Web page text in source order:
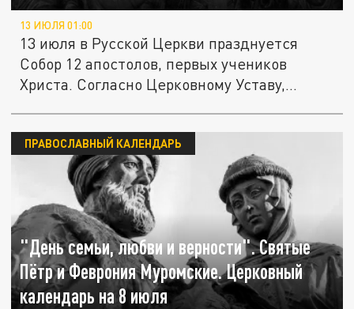
13 ИЮЛЯ 01:00
13 июля в Русской Церкви празднуется
Собор 12 апостолов, первых учеников
Христа. Согласно Церковному Уставу,...
"День семьи, любви и верности". Святые
Пётр и Феврония Муромские. Церковный
календарь на 8 июля
ПРАВОСЛАВНЫЙ КАЛЕНДАРЬ